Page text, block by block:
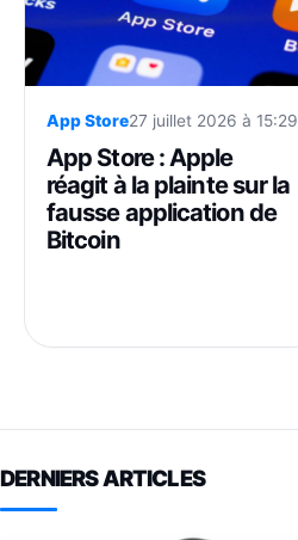
App Store27 juillet 2026 à 15:29
App Store : Apple
réagit à la plainte sur la
fausse application de
Bitcoin
DERNIERS ARTICLES